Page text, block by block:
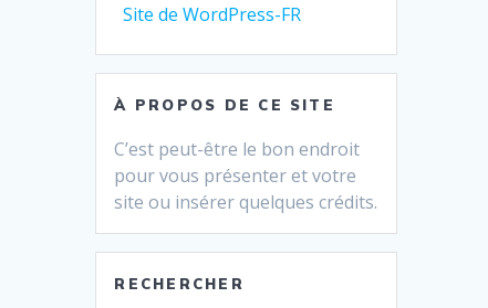
Site de WordPress-FR
À PROPOS DE CE SITE
C’est peut-être le bon endroit
pour vous présenter et votre
site ou insérer quelques crédits.
RECHERCHER